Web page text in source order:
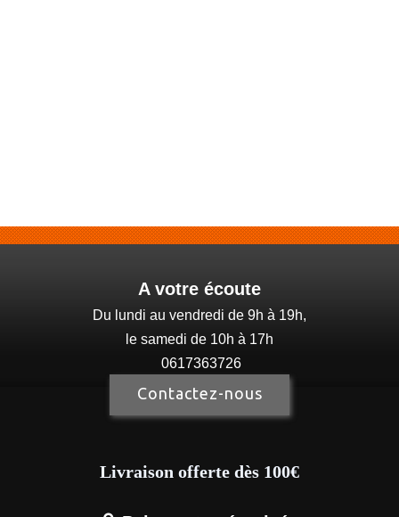
A votre écoute
Du lundi au vendredi de 9h à 19h,
le samedi de 10h à 17h
0617363726
Contactez-nous
Livraison offerte dès 100€